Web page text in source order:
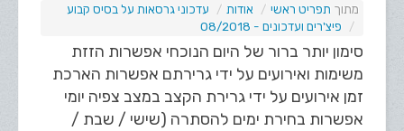
תפריט ראשי אודות
עדכוני גרסאות על בסיס קבוע
פיצ'רים ועדכונים - 08/2018
סימון יותר ברור של היום הנוכחי אפשרות הזזת
משימות ואירועים על ידי גרירתם אפשרות הארכת
זמן אירועים על ידי גרירת הקצב במצב צפיה יומי
אפשרות בחירת ימים להסתרה (שישי / שבת /